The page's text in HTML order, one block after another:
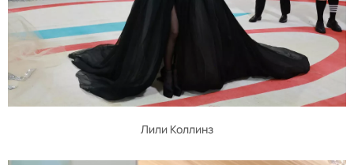
Лили Коллинз